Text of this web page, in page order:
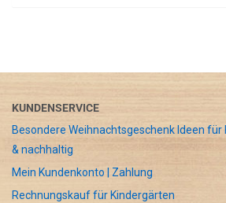
KUNDENSERVICE
Besondere Weihnachtsgeschenk Ideen für
& nachhaltig
Mein Kundenkonto | Zahlung
Rechnungskauf für Kindergärten